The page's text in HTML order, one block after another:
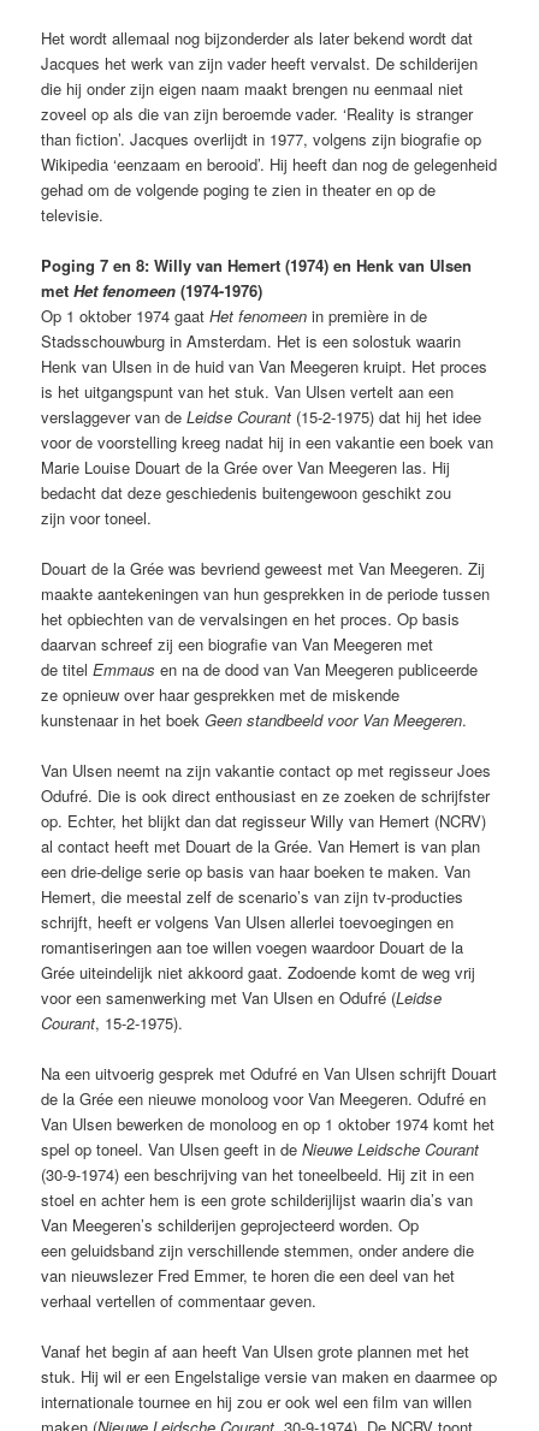
Het wordt allemaal nog bijzonderder als later bekend wordt dat
Jacques het werk van zijn vader heeft vervalst. De schilderijen
die hij onder zijn eigen naam maakt brengen nu eenmaal niet
zoveel op als die van zijn beroemde vader. ‘Reality is stranger
than fiction’. Jacques overlijdt in 1977, volgens zijn biografie op
Wikipedia ‘eenzaam en berooid’. Hij heeft dan nog de gelegenheid
gehad om de volgende poging te zien in theater en op de
televisie.
Poging 7 en 8: Willy van Hemert (1974) en Henk van Ulsen
metHet fenomeen (1974-1976)
Op 1 oktober 1974 gaatHet fenomeen in première in de
Stadsschouwburg in Amsterdam. Het is een solostuk waarin
Henk van Ulsen in de huid van Van Meegeren kruipt. Het proces
is het uitgangspunt van het stuk. Van Ulsen vertelt aan een
verslaggever van deLeidse Courant (15-2-1975) dat hij het idee
voor de voorstelling kreeg nadat hij in een vakantie een boek van
Marie Louise Douart de la Grée over Van Meegeren las. Hij
bedacht dat deze geschiedenis buitengewoon geschikt zou
zijn voor toneel.
Douart de la Grée was bevriend geweest met Van Meegeren. Zij
maakte aantekeningen van hun gesprekken in de periode tussen
het opbiechten van de vervalsingen en het proces. Op basis
daarvan schreef zij een biografie van Van Meegeren met
de titelEmmaus en na de dood van Van Meegeren publiceerde
ze opnieuw over haar gesprekken met de miskende
kunstenaar in het boekGeen standbeeld voor Van Meegeren.
Van Ulsen neemt na zijn vakantie contact op met regisseur Joes
Odufré. Die is ook direct enthousiast en ze zoeken de schrijfster
op. Echter, het blijkt dan dat regisseur Willy van Hemert (NCRV)
al contact heeft met Douart de la Grée. Van Hemert is van plan
een drie-delige serie op basis van haar boeken te maken. Van
Hemert, die meestal zelf de scenario’s van zijn tv-producties
schrijft, heeft er volgens Van Ulsen allerlei toevoegingen en
romantiseringen aan toe willen voegen waardoor Douart de la
Grée uiteindelijk niet akkoord gaat. Zodoende komt de weg vrij
voor een samenwerking met Van Ulsen en Odufré (Leidse
Courant, 15-2-1975).
Na een uitvoerig gesprek met Odufré en Van Ulsen schrijft Douart
de la Grée een nieuwe monoloog voor Van Meegeren. Odufré en
Van Ulsen bewerken de monoloog en op 1 oktober 1974 komt het
spel op toneel. Van Ulsen geeft in deNieuwe Leidsche Courant
(30-9-1974) een beschrijving van het toneelbeeld. Hij zit in een
stoel en achter hem is een grote schilderijlijst waarin dia’s van
Van Meegeren’s schilderijen geprojecteerd worden. Op
een geluidsband zijn verschillende stemmen, onder andere die
van nieuwslezer Fred Emmer, te horen die een deel van het
verhaal vertellen of commentaar geven.
Vanaf het begin af aan heeft Van Ulsen grote plannen met het
stuk. Hij wil er een Engelstalige versie van maken en daarmee op
internationale tournee en hij zou er ook wel een film van willen